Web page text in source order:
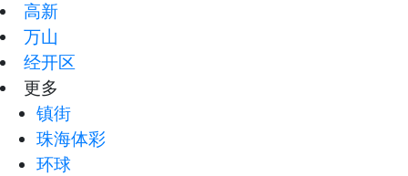
高新
万山
经开区
更多
镇街
珠海体彩
环球